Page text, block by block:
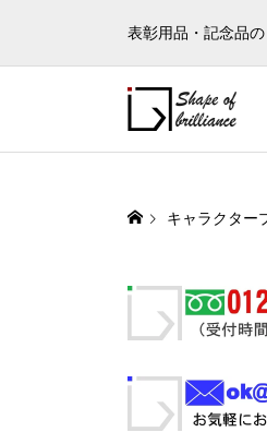
表彰用品・記念品
キャラクター